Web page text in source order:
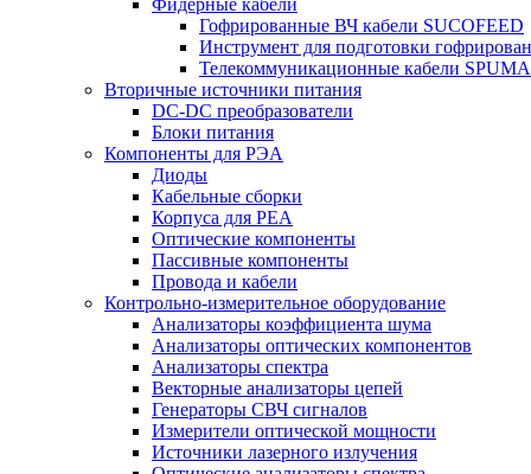
Фидерные кабели
Гофрированные ВЧ кабели SUCOFEED
Инструмент для подготовки
Телекоммуникационные кабели SPUMA
Вторичные источники питания
DC-DC преобразователи
Блоки питания
Компоненты для РЭА
Диоды
Кабельные сборки
Корпуса для РЕА
Оптические компоненты
Пассивные компоненты
Провода и кабели
Контрольно-измерительное оборудование
Анализаторы коэффициента шума
Анализаторы оптических компонентов
Анализаторы спектра
Векторные анализаторы цепей
Генераторы СВЧ сигналов
Измерители оптической мощности
Источники лазерного излучения